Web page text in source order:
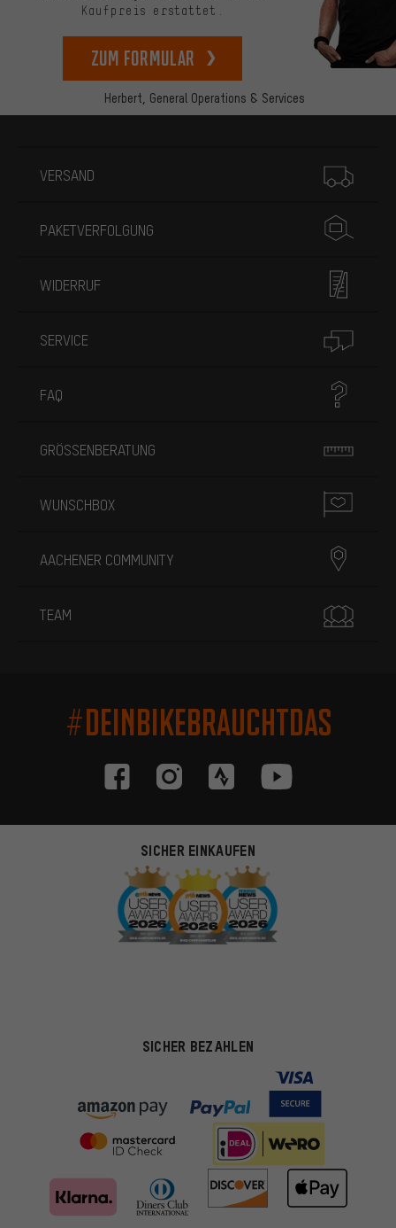
Herbert, General Operations & Services
Kaufpreis erstattet.
zum Formular
VERSAND
PAKETVERFOLGUNG
WIDERRUF
SERVICE
FAQ
GRÖSSENBERATUNG
WUNSCHBOX
AACHENER COMMUNITY
TEAM
#DEINBIKEBRAUCHTDAS
SICHER EINKAUFEN
SICHER BEZAHLEN